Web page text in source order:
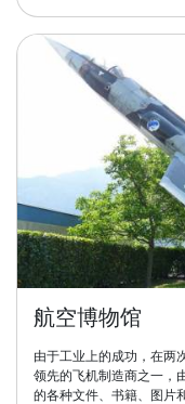
航空博物馆
由于工业上的成功，在两
领先的飞机制造商之一，
的各种文件、书籍、图片